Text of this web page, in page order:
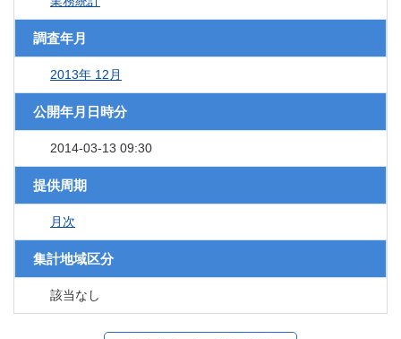
調査年月
2013年 12月
公開年月日時分
2014-03-13 09:30
提供周期
月次
集計地域区分
該当なし